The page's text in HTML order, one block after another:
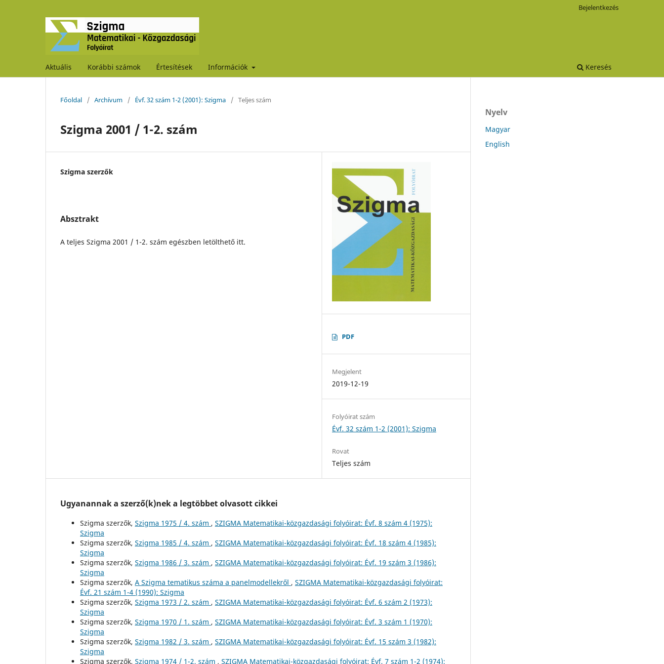
Aktuális Korábbi számok Értesítések Információk Keresés
Bejelentkezés
Főoldal / Archívum / Évf. 32 szám 1-2 (2001): Szigma / Teljes szám
Szigma 2001 / 1-2. szám
Szigma szerzők
Absztrakt
A teljes Szigma 2001 / 1-2. szám egészben letölthető itt.
PDF
Megjelent
2019-12-19
Folyóirat szám
Évf. 32 szám 1-2 (2001): Szigma
Rovat
Teljes szám
Ugyanannak a szerző(k)nek a legtöbbet olvasott cikkei
Szigma szerzők, Szigma 1975 / 4. szám , SZIGMA Matematikai-közgazdasági folyóirat: Évf. 8 szám 4 (1975):
Szigma
Szigma szerzők, Szigma 1985 / 4. szám , SZIGMA Matematikai-közgazdasági folyóirat: Évf. 18 szám 4 (1985):
Szigma
Szigma szerzők, Szigma 1986 / 3. szám , SZIGMA Matematikai-közgazdasági folyóirat: Évf. 19 szám 3 (1986):
Szigma
Szigma szerzők, A Szigma tematikus száma a panelmodellekről , SZIGMA Matematikai-közgazdasági folyóirat:
Évf. 21 szám 1-4 (1990): Szigma
Szigma szerzők, Szigma 1973 / 2. szám , SZIGMA Matematikai-közgazdasági folyóirat: Évf. 6 szám 2 (1973):
Szigma
Szigma szerzők, Szigma 1970 / 1. szám , SZIGMA Matematikai-közgazdasági folyóirat: Évf. 3 szám 1 (1970):
Szigma
Szigma szerzők, Szigma 1982 / 3. szám , SZIGMA Matematikai-közgazdasági folyóirat: Évf. 15 szám 3 (1982):
Szigma
Szigma szerzők, Szigma 1974 / 1-2. szám , SZIGMA Matematikai-közgazdasági folyóirat: Évf. 7 szám 1-2 (1974):
Nyelv
Magyar
English